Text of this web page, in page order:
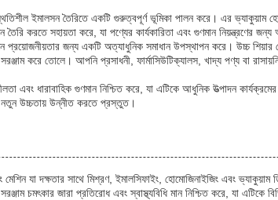
ইমালসন তৈরিতে একটি গুরুত্বপূর্ণ ভূমিকা পালন করে। এর ভ্যাকুয়াম
করতে সহায়তা করে, যা পণ্যের কার্যকারিতা এবং গুণমান নিয়ন্ত্রণের জন্য
প্রয়োজনীয়তার জন্য একটি অত্যাধুনিক সমাধান উপস্থাপন করে। উচ্চ
করে তোলে। আপনি প্রসাধনী, ফার্মাসিউটিক্যালস, খাদ্য পণ্য বা
এবং ধারাবাহিক গুণমান নিশ্চিত করে, যা এটিকে আধুনিক উত্পাদন
নতুন উচ্চতায় উন্নীত করতে প্রস্তুত।
যা দক্ষতার সাথে মিশ্রণ, ইমালসিফাইং, হোমোজিনাইজিং এবং
চমৎকার জারা প্রতিরোধ এবং স্বাস্থ্যবিধি মান নিশ্চিত করে, যা